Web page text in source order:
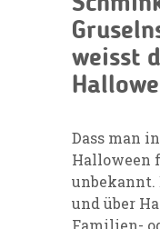
weisst
Dass man
Halloween
unbekannt.
und über
Familien-